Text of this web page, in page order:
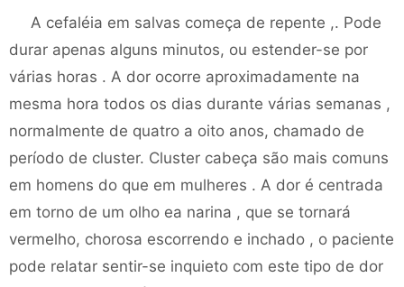
A cefaléia em salvas começa de repente ,. Pode
durar apenas alguns minutos, ou estender-se por
várias horas . A dor ocorre aproximadamente na
mesma hora todos os dias durante várias semanas ,
normalmente de quatro a oito anos, chamado de
período de cluster. Cluster cabeça são mais comuns
em homens do que em mulheres . A dor é centrada
em torno de um olho ea narina , que se tornará
vermelho, chorosa escorrendo e inchado , o paciente
pode relatar sentir-se inquieto com este tipo de dor